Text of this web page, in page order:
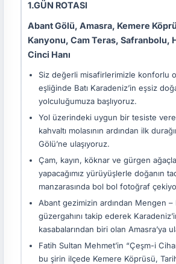
1.GÜN ROTASI
Abant Gölü, Amasra, Kemere
Kanyonu, Cam Teras, Safranbolu,
Cinci Hanı
Siz değerli misafirlerimizle konforlu
eşliğinde Batı Karadeniz’in eşsiz
yolculuğumuza başlıyoruz.
Yol üzerindeki uygun bir tesiste
kahvaltı molasının ardından ilk
Gölü’ne ulaşıyoruz.
Çam, kayın, köknar ve gürgen
yapacağımız yürüyüşlerle doğanın
manzarasında bol bol fotoğraf
Abant gezimizin ardından Mengen –
güzergahını takip ederek
kasabalarından biri olan Amasra’ya
Fatih Sultan Mehmet’in “Çeşm-i
bu şirin ilçede Kemere Köprüsü,